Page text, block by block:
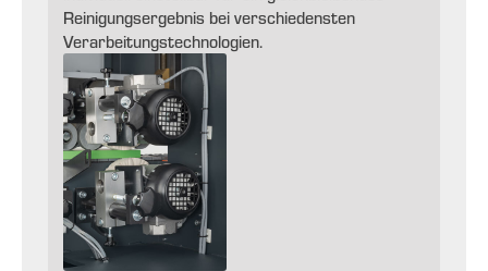
Reinigungsergebnis bei verschiedensten
Verarbeitungstechnologien.